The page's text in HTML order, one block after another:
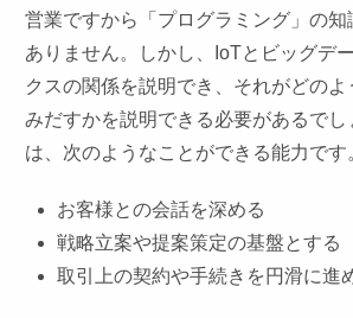
営業ですから「プログラミング」の
ありません。しかし、IoTとビッグデ
クスの関係を説明でき、それがどの
みだすかを説明できる必要があるでし
は、次のようなことができる能力です
お客様との会話を深める
戦略立案や提案策定の基盤とする
取引上の契約や手続きを円滑に進